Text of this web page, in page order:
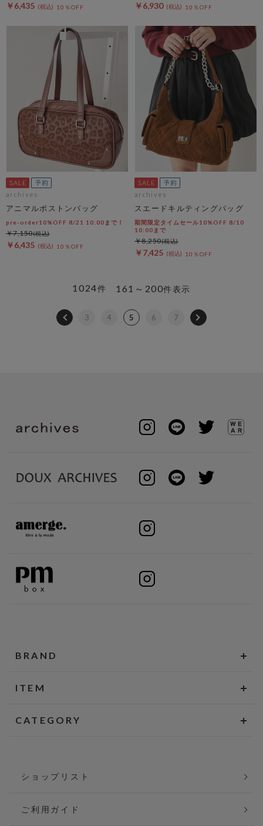
￥6,435 10％OFF ￥6,930 10％OFF
archives
アニマルボストンバッグ
pre-order10%OFF 8/21 10:00まで！
￥6,435 10％OFF
￥7,150
archives
スエードキルティングバッグ
期間限定タイムセール10%OFF 8/10
10:00まで
￥7,425 10％OFF
￥8,250
161～200件表示
1024件
3 4 5 6 7
BRAND
ITEM
CATEGORY
ショップリスト
ご利用ガイド